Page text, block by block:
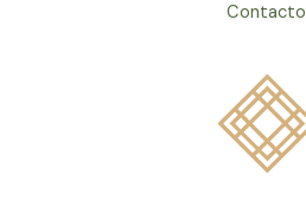
Contacto